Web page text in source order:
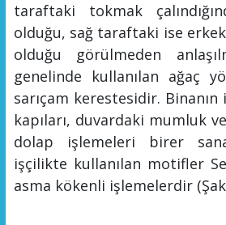
taraftaki tokmak
olduğu, sağ taraftaki ise
olduğu görülmeden
genelinde kullanılan ağaç
sarıçam kerestesidir.
kapıları, duvardaki mumluk
dolap işlemeleri birer
işçilikte kullanılan motifler
asma kökenli işlemelerdir